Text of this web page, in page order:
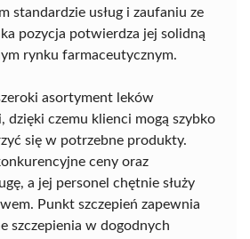
standardzie usług i zaufaniu ze
pozycja potwierdza jej solidną
rynku farmaceutycznym.
asortyment leków
dzięki czemu klienci mogą szybko
się w potrzebne produkty.
ceny oraz
a jej personel chętnie służy
Punkt szczepień zapewnia
szczepienia w dogodnych